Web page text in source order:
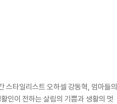
스타일리스트 오하셀 강동혁, 엄마들의
인이 전하는 살림의 기쁨과 생활의 멋